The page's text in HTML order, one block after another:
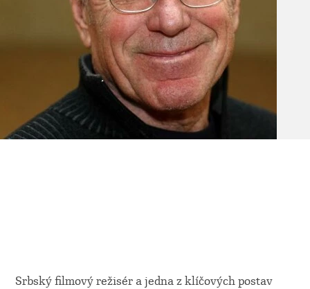
Srbský filmový režisér a jedna z klíčových postav